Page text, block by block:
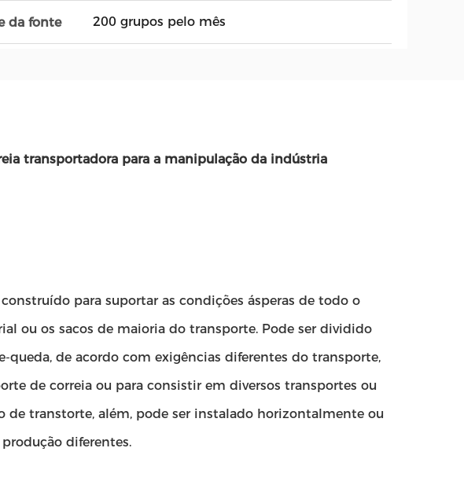
da fonte 200 grupos pelo mês
transportadora para a manipulação da indústria
para suportar as condições ásperas de todo o
ou os sacos de maioria do transporte. Pode ser dividido
queda, de acordo com exigências diferentes do transporte,
de correia ou para consistir em diversos transportes ou
transtorte, além, pode ser instalado horizontalmente ou
diferentes.